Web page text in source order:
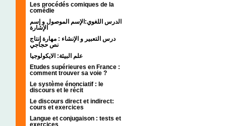
Les procédés comiques de la
comédie
الدرس اللغوي:الإسم الموصول و إسم
الإشارة
درس التعبير و الإنشاء : مهارة إنتاج
نص حجاجي
علم البيئة: الايكولوجيا
Etudes supérieures en France :
comment trouver sa voie ?
Le système énonciatif : le
discours et le récit
Le discours direct et indirect:
cours et exercices
Langue et conjugaison : tests et
exercices